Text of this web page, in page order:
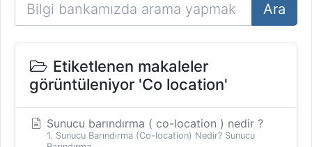
Ara
Etiketlenen makaleler
görüntüleniyor 'Co location'
Sunucu barındırma ( co-location ) nedir ?
1. Sunucu Barındırma (Co-location) Nedir? Sunucu